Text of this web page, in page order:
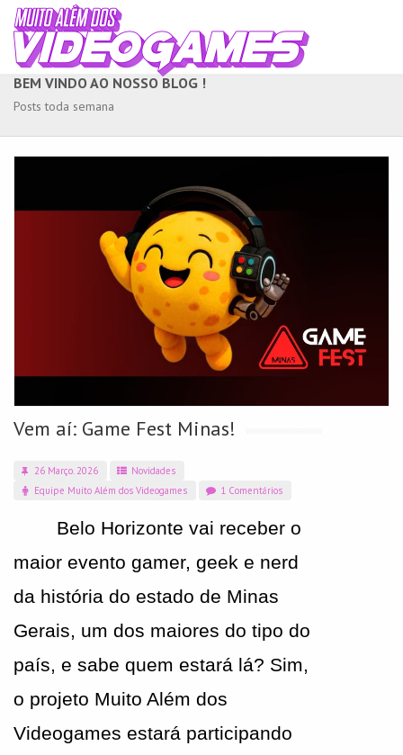
BEM VINDO AO NOSSO BLOG !
Posts toda semana
Vem aí: Game Fest Minas!
26 Março. 2026
Novidades
Equipe Muito Além dos Videogames
1 Comentários
Belo Horizonte vai receber o
maior evento gamer, geek e nerd
da história do estado de Minas
Gerais, um dos maiores do tipo do
país, e sabe quem estará lá? Sim,
o projeto Muito Além dos
Videogames estará participando